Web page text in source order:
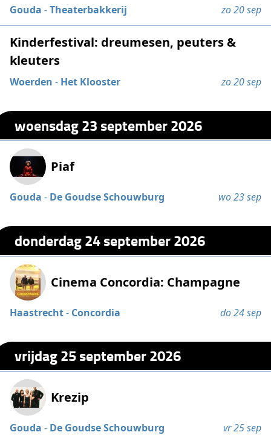
Gouda -Theaterbakkerij zo 20 sep
Kinderfestival: dreumesen, peuters &
kleuters
Woerden - Het Klooster zo 20 sep
woensdag 23 september 2026
Piaf
Gouda - De Goudse Schouwburg wo 23 sep
donderdag 24 september 2026
Cinema Concordia: Champagne
Haastrecht- Concordia do 24 sep
vrijdag 25 september 2026
Krezip
Gouda - De Goudse Schouwburg vr 25 sep